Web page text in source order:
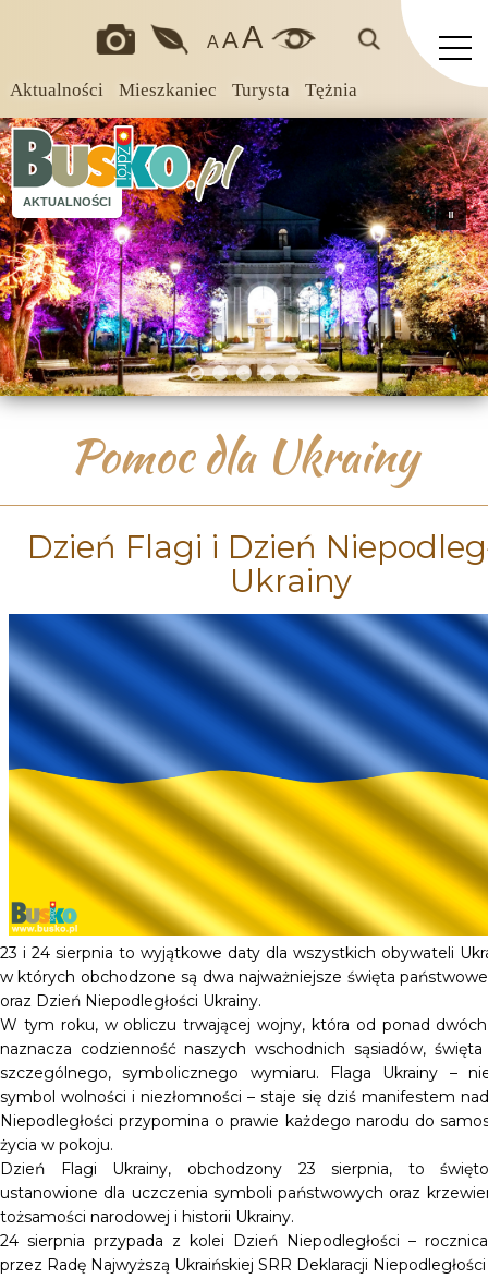
Aktualności Mieszkaniec Turysta Tężnia
A AA
AKTUALNOŚCI
Pomoc dla Ukrainy
Dzień Flagi i Dzień
Ukrainy
23 i 24 sierpnia to wyjątkowe daty dla wszystkich obywateli
w których obchodzone są dwa najważniejsze święta
oraz Dzień Niepodległości Ukrainy.
W tym roku, w obliczu trwającej wojny, która od ponad
naznacza codzienność naszych wschodnich sąsiadów,
szczególnego, symbolicznego wymiaru. Flaga Ukrainy –
symbol wolności i niezłomności – staje się dziś manifestem
Niepodległości przypomina o prawie każdego narodu do
życia w pokoju.
Dzień Flagi Ukrainy, obchodzony 23 sierpnia, to
ustanowione dla uczczenia symboli państwowych oraz
tożsamości narodowej i historii Ukrainy.
24 sierpnia przypada z kolei Dzień Niepodległości –
przez Radę Najwyższą Ukraińskiej SRR Deklaracji